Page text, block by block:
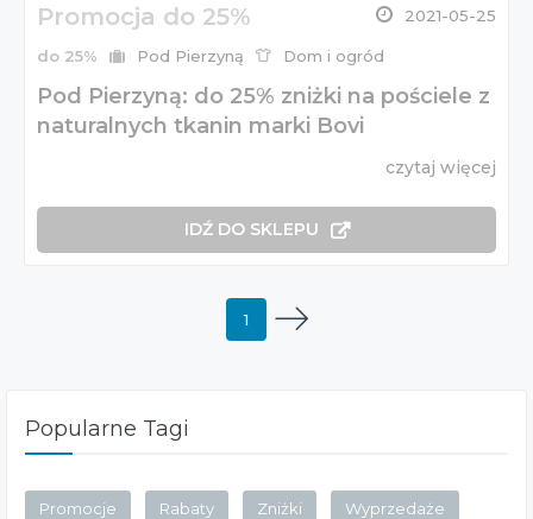
Promocja do 25% 2021-05-25
do 25% Pod Pierzyną Dom i ogród
Pod Pierzyną: do 25% zniżki na pościele z
naturalnych tkanin marki Bovi
czytaj więcej
IDŹ DO SKLEPU
1
Popularne Tagi
Promocje Rabaty Zniżki Wyprzedaże